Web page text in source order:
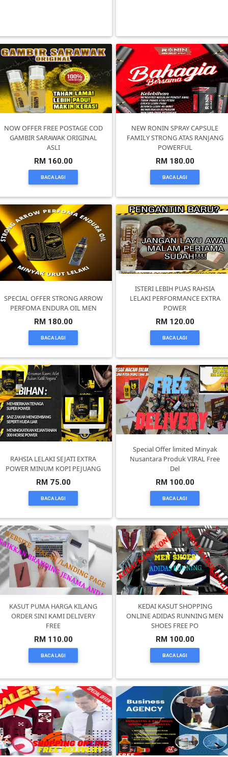
NOW OFFER FREE POSTAGE COD
GAMBIR SARAWAK ORIGINAL
ASLI
RM 160.00
BACA LAGI
NEW RONIN SPRAY CAPSULE
FAMILY STRONG ATAS RANJANG
POWERFUL
RM 180.00
BACA LAGI
SPECIAL OFFER STRONG ARROW
PERFOMA ENDURA OIL MEN
RM 180.00
BACA LAGI
ISTERI LEBIH PUAS RAHSIA
LELAKI PERFORMANCE EXTRA
POWER
RM 120.00
BACA LAGI
RAHSIA LELAKI SEJATI EXTRA
POWER MINUM KOPI PEJUANG
RM 75.00
BACA LAGI
Special Offer limited Minyak
Nusantara Produk VIRAL Free
Del
RM 100.00
BACA LAGI
KASUT PUMA HARGA KILANG
ORDER SINI KAMI DELIVERY
FREE
RM 110.00
BACA LAGI
KEDAI KASUT SHOPPING
ONLINE ADIDAS RUNNING MEN
SHOES FREE PO
RM 100.00
BACA LAGI
WANGI(8)
PENDIDIKAN(19)
DERMA
DAN
INFAK(0)
TUDUNG(0)
PEMBORONG(2)
PRODUK
DIGITAL(29)
MAKANAN(25)
PERNIAGAAN(41)
KENDERAAN(6)
ELEKTRONIK(5)
SUKAN/HOBI(2)
PERCUTIAN
&
PELANCONGAN(1)
RUMAH
&
BARANG
PERIBADI(4)
PEKERJAAN(0)
SERVIS(17)
HARTA
BENDA(1)
LAIN-
LAIN
KEPERLUAN(16)